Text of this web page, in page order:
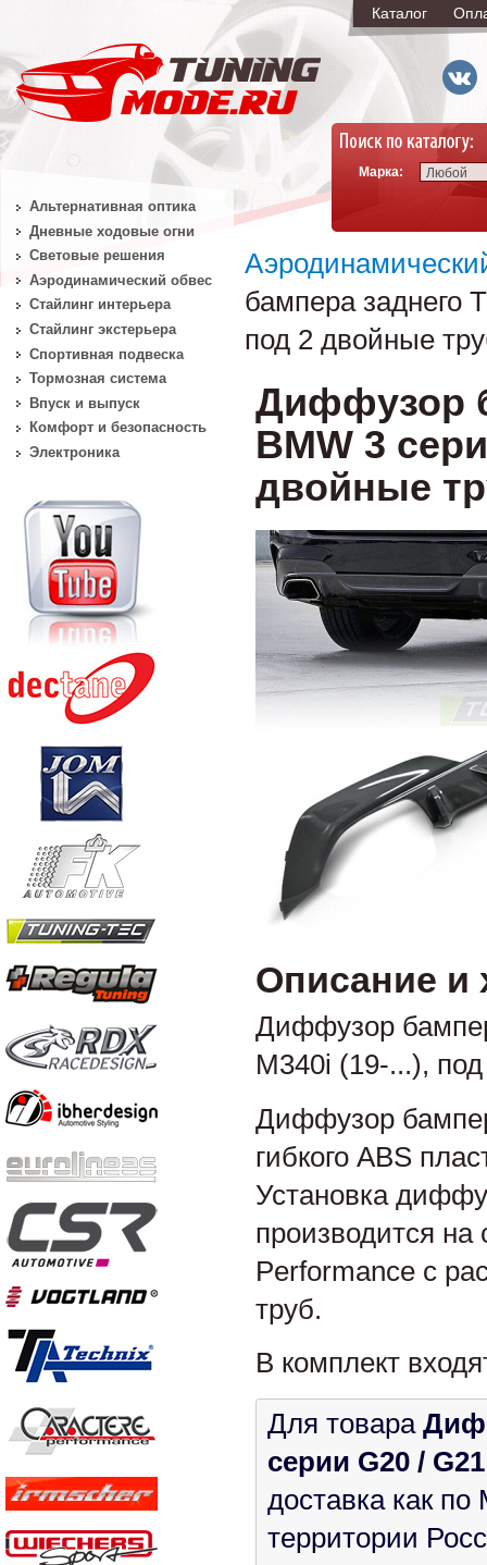
Каталог
Марка: Любой
бампера заднего
под 2 двойные
Диффузор
BMW 3
двойные
Описание и
Диффузор
M340i (19-...),
Диффузор
гибкого ABS
Установка
производится
Performance с
труб.
В комплект
Для товара
серии G20 /
доставка как
территории
Альтернативная оптика
Дневные ходовые огни
Световые решения
Аэродинамический обвес
Стайлинг интерьера
Стайлинг экстерьера
Спортивная подвеска
Тормозная система
Впуск и выпуск
Комфорт и безопасность
Электроника